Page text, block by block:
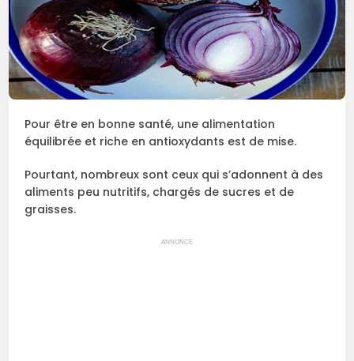
Pour être en bonne santé, une alimentation
équilibrée et riche en antioxydants est de mise.
Pourtant, nombreux sont ceux qui s’adonnent à des
aliments peu nutritifs, chargés de sucres et de
graisses.
ANNONCE